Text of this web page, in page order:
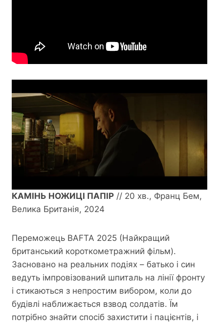
КАМІНЬ НОЖИЦІ ПАПІР // 20 хв., Франц Бем,
Велика Британія, 2024
Переможець BAFTA 2025 (Найкращий
британський короткометражний фільм).
Засновано на реальних подіях – батько і син
ведуть імпровізований шпиталь на лінії фронту
і стикаються з непростим вибором, коли до
будівлі наближається взвод солдатів. Їм
потрібно знайти спосіб захистити і пацієнтів, і